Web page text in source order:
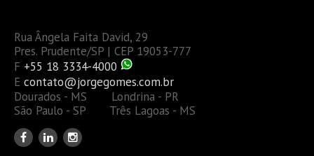
Rua Ângela Faita David, 29
Pres. Prudente/SP | CEP 19053-777
F +55 18 3334-4000
E contato@jorgegomes.com.br
Dourados - MS Londrina - PR
São Paulo - SP Três Lagoas - MS